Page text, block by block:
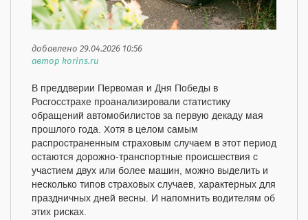
добавлено 29.04.2026 10:56
автор korins.ru
В преддверии Первомая и Дня Победы в
Росгосстрахе проанализировали статистику
обращений автомобилистов за первую декаду мая
прошлого года. Хотя в целом самым
распространенным страховым случаем в этот период
остаются дорожно-транспортные происшествия с
участием двух или более машин, можно выделить и
несколько типов страховых случаев, характерных для
праздничных дней весны. И напомнить водителям об
этих рисках.